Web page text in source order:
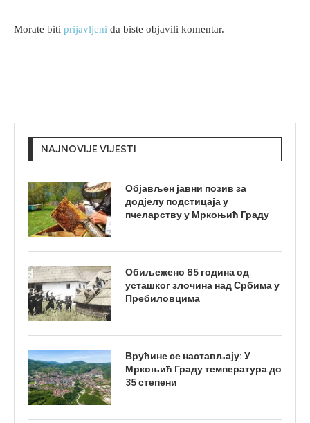
Morate biti prijavljeni da biste objavili komentar.
NAJNOVIJE VIJESTI
Објављен јавни позив за
додјелу подстицаја у
пчеларству у Мркоњић Граду
Обиљежено 85 година од
усташког злочина над Србима у
Пребиловцима
Врућине се настављају: У
Мркоњић Граду температура до
35 степени